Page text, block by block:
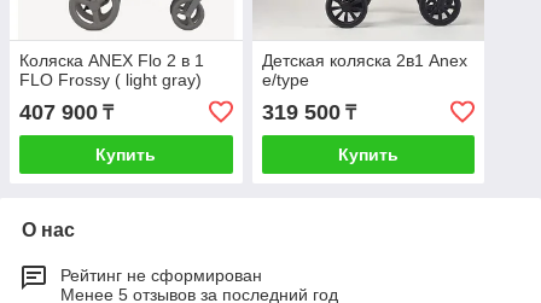
Коляска ANEX Flo 2 в 1
FLO Frossy ( light gray)
407 900 ₸
Купить
Детская коляска 2в1 Anex
e/type
319 500₸
Купить
О нас
Рейтинг не сформирован
Менее 5 отзывов за последний год